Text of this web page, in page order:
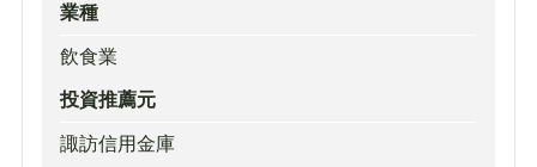
業種
飲食業
投資推薦元
諏訪信用金庫